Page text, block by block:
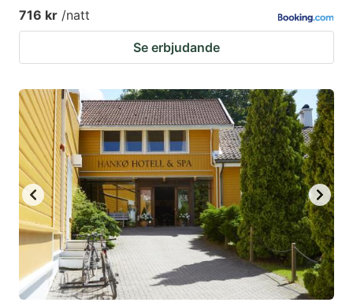
716 kr /natt
Se erbjudande